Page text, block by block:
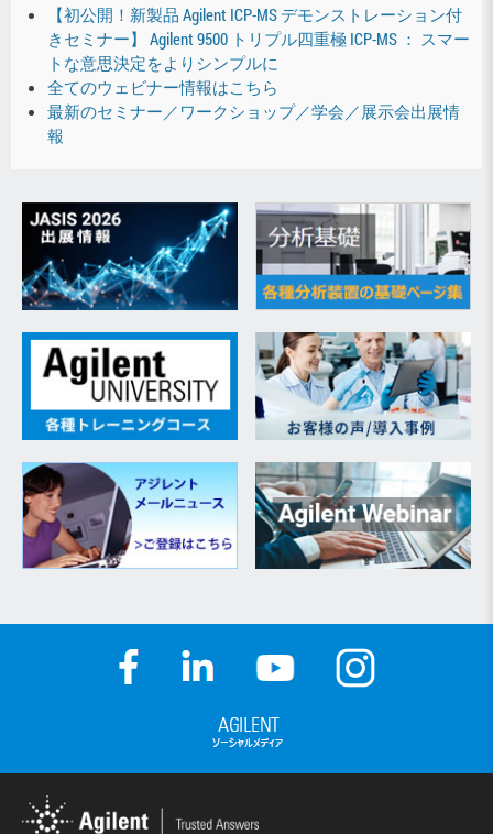
【初公開！新製品 Agilent ICP-MS デモンストレーション付
きセミナー】 Agilent 9500 トリプル四重極 ICP-MS ： スマー
トな意思決定をよりシンプルに
全てのウェビナー情報はこちら
最新のセミナー／ワークショップ／学会／展示会出展情
報